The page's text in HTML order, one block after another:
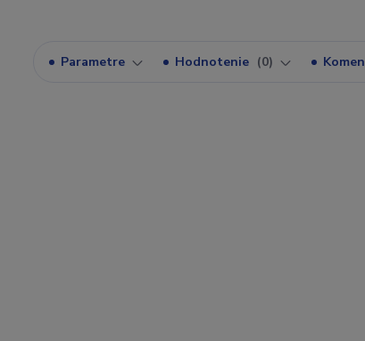
Parametre Hodnotenie 0